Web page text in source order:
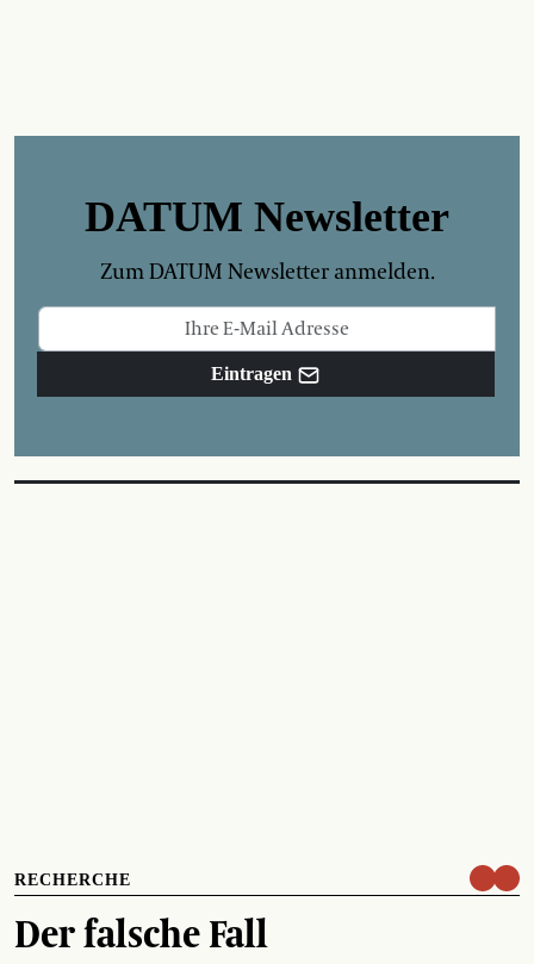
DATUM Newsletter
Zum DATUM Newsletter anmelden.
Eintragen
RECHERCHE
Der falsche Fall